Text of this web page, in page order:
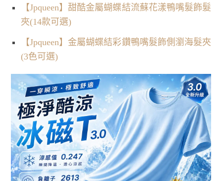
【Jpqueen】甜酷金屬蝴蝶結流蘇花漾鴨嘴髮飾髮
夾(14款可選)
【Jpqueen】金屬蝴蝶結彩鑽鴨嘴髮飾側瀏海髮夾
(3色可選)